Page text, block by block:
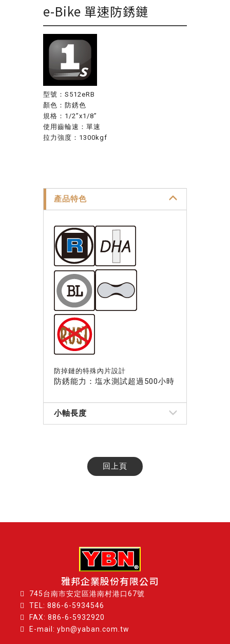
e-Bike 單速防銹鏈
型號：S512eRB
顏色：防銹色
規格：1/2”x1/8”
使用齒輪速：單速
拉力強度：1300kgf
產品特色
防掉鏈的特殊內片設計
防銹能力：塩水測試超過500小時
小軸長度
回上頁
雅邦企業股份有限公司
745台南市安定區港南村港口67號
TEL:886-6-5934546
FAX: 886-6-5932920
E-mail: ybn@yaban.com.tw